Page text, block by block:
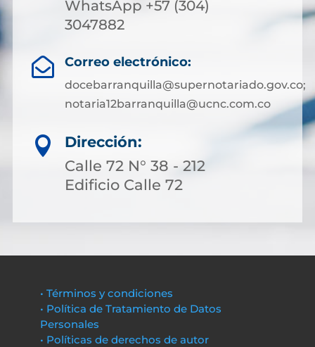
WhatsApp +57 (304)
3047882
 Correo electrónico:
docebarranquilla@supernotariado.gov.co;
notaria12barranquilla@ucnc.com.co

Dirección:
Calle 72 N° 38 - 212
Edificio Calle 72
• Términos y condiciones
• Política de Tratamiento de Datos
Personales
• Políticas de derechos de autor